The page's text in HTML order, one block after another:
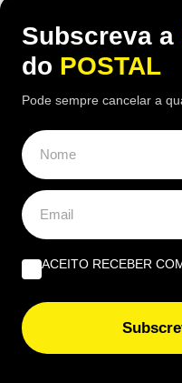
Subscreva a
do POSTAL
Pode sempre cancelar a
ACEITO RECEBER